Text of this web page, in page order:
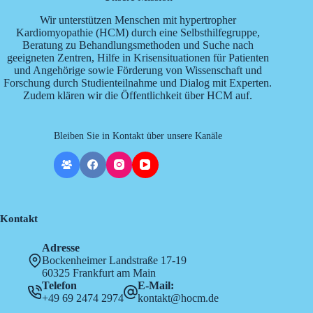
Wir unterstützen Menschen mit hypertropher
Kardiomyopathie (HCM) durch eine Selbsthilfegruppe,
Beratung zu Behandlungsmethoden und Suche nach
geeigneten Zentren, Hilfe in Krisensituationen für Patienten
und Angehörige sowie Förderung von Wissenschaft und
Forschung durch Studienteilnahme und Dialog mit Experten.
Zudem klären wir die Öffentlichkeit über HCM auf.
Bleiben Sie in Kontakt über unsere Kanäle
Kontakt
Adresse
Bockenheimer Landstraße 17-19
60325 Frankfurt am Main
Telefon
+49 69 2474 2974
E-Mail:
kontakt@hocm.de